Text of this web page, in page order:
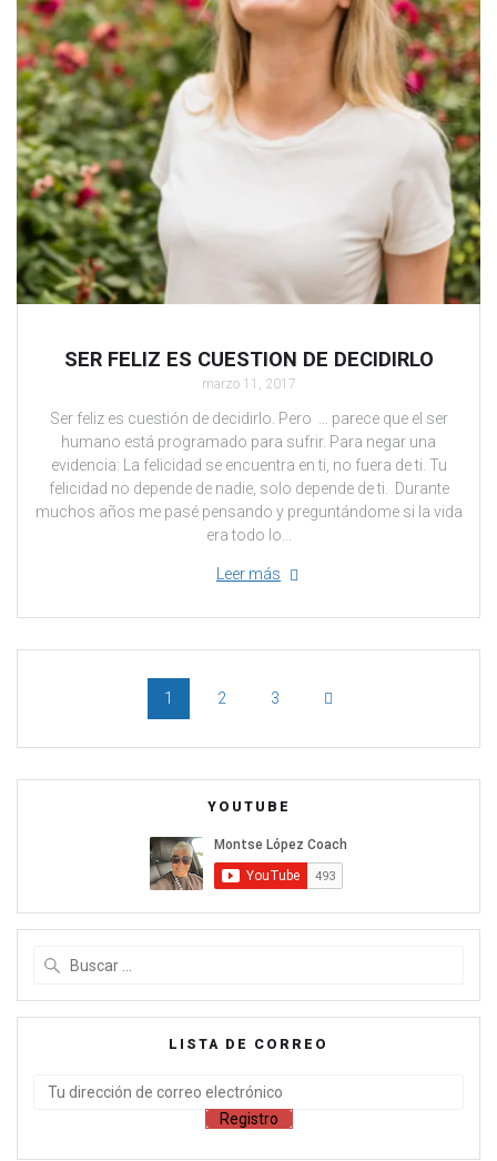
SER FELIZ ES CUESTION DE DECIDIRLO
marzo 11, 2017
Ser feliz es cuestión de decidirlo. Pero … parece que el ser
humano está programado para sufrir. Para negar una
evidencia: La felicidad se encuentra en ti, no fuera de ti. Tu
felicidad no depende de nadie, solo depende de ti. Durante
muchos años me pasé pensando y preguntándome si la vida
era todo lo…
Leer más
1 2 3
YOUTUBE
LISTA DE CORREO